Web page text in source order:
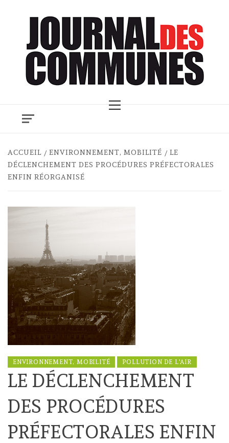
Menu
ACCUEIL ENVIRONNEMENT, MOBILITÉ
LE
DÉCLENCHEMENT DES PROCÉDURES PRÉFECTORALES
ENFIN RÉORGANISÉ
ENVIRONNEMENT, MOBILITÉ POLLUTION DE L'AIR
LE DÉCLENCHEMENT
DES PROCÉDURES
PRÉFECTORALES ENFIN